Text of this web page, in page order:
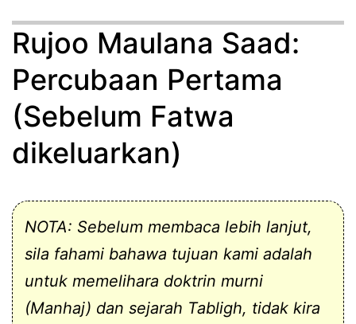
Rujoo Maulana Saad:
Percubaan Pertama
(Sebelum Fatwa
dikeluarkan)
NOTA: Sebelum membaca lebih lanjut,
sila fahami bahawa tujuan kami adalah
untuk memelihara doktrin murni
(Manhaj) dan sejarah Tabligh, tidak kira